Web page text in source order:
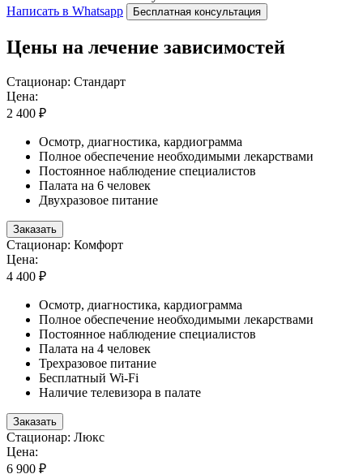
Написать в Whatsapp
Бесплатная консультация
Цены на лечение зависимостей
Стационар: Стандарт
Цена:
2 400 ₽
Осмотр, диагностика, кардиограмма
Полное обеспечение необходимыми лекарствами
Постоянное наблюдение специалистов
Палата на 6 человек
Двухразовое питание
Заказать
Стационар: Комфорт
Цена:
4 400 ₽
Осмотр, диагностика, кардиограмма
Полное обеспечение необходимыми лекарствами
Постоянное наблюдение специалистов
Палата на 4 человек
Трехразовое питание
Бесплатный Wi-Fi
Наличие телевизора в палате
Заказать
Стационар: Люкс
Цена:
6 900 ₽